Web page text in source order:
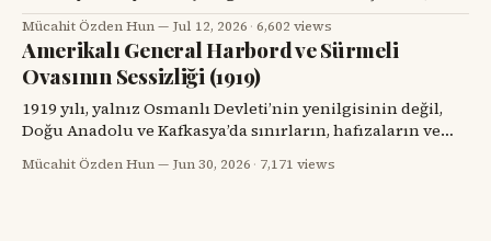
Kars’ta köyler kurup toprağa kök salan ve tarihin başka
bir döneminde yeniden göç yollarına düşen iki
topluluğun hikâyesini dikkatinize sunacağım. Kars’ın
eski köylerinde kalın taş duvarlı bir eve, ahşap bir
verandaya, artık dönmeyen bir su değirmenine veya
Mücahit Özden Hun Jul 12, 2026 ·6,602 views
Amerikalı General Harbord ve Sürmeli
Ovasının Sessizliği (1919)
1919 yılı, yalnız Osmanlı Devleti’nin yenilgisinin değil,
Doğu Anadolu ve Kafkasya’da sınırların, hafızaların ve
komşulukların parçalandığı bir yıldı. Savaş bitmiş
görünüyordu; fakat savaşın geride bıraktığı öfke, açlık,
Mücahit Özden Hun Jun 30, 2026 · 7,171 views